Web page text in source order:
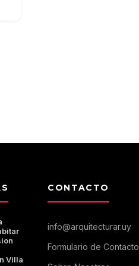
Villa
CONTACTO
info@arquitecturar.uy
Formulario de Contacto